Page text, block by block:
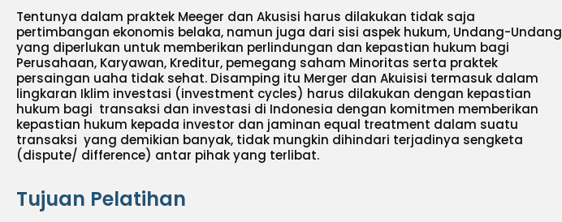
Tentunya dalam praktek Meeger dan Akusisi harus dilakukan tidak saja
pertimbangan ekonomis belaka, namun juga dari sisi aspek hukum, Undang-Undang
yang diperlukan untuk memberikan perlindungan dan kepastian hukum bagi
Perusahaan, Karyawan, Kreditur, pemegang saham Minoritas serta praktek
persaingan uaha tidak sehat. Disamping itu Merger dan Akuisisi termasuk dalam
lingkaran Iklim investasi (investment cycles) harus dilakukan dengan kepastian
hukum bagi transaksi dan investasi di Indonesia dengan komitmen memberikan
kepastian hukum kepada investor dan jaminan equal treatment dalam suatu
transaksi yang demikian banyak, tidak mungkin dihindari terjadinya sengketa
(dispute/ difference) antar pihak yang terlibat.
Tujuan Pelatihan